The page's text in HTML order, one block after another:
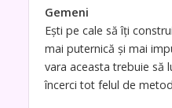
Gemeni
Eşti pe cale să îţi
mai puternică şi mai
vara aceasta trebuie să
încerci tot felul de